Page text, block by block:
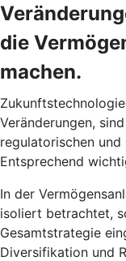
die
machen.
Veränderungen,
regulatorischen
Entsprechend
In der
isoliert betrachtet,
Gesamtstrategie
Diversifikation und